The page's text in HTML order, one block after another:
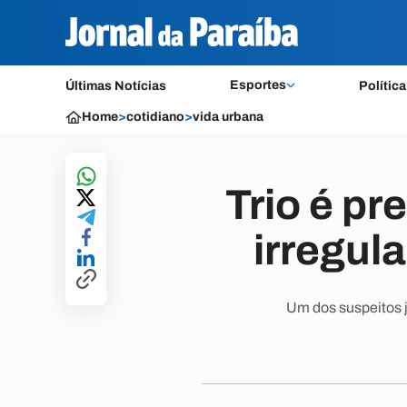
Últimas Notícias Esportes Política
Home>cotidiano>vida urbana
Trio é
Um dos